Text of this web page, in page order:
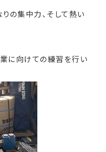
、そして熱い
に向けての練習を行い